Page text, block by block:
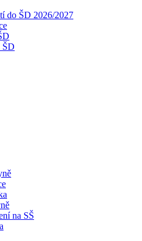
do ŠD 2026/2027
ŠD
na SŠ